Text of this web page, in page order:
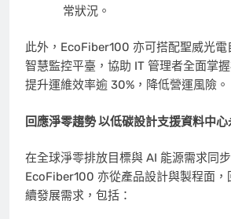
常狀況。
此外，EcoFiber100 亦可搭配聖威光電
智慧監控平臺，協助 IT 管理者全面掌
提升運維效率逾 30%，降低營運風險。
回應淨零趨勢 以低碳設計支援資料中
在全球淨零排放目標與 AI 能源需求同
EcoFiber100 亦從產品設計與製程面，
續發展需求，包括：